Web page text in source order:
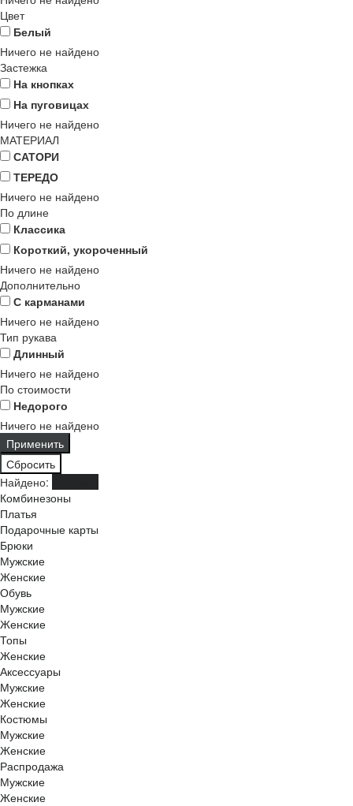
Цвет
Белый
Ничего не найдено
Застежка
На кнопках
На пуговицах
Ничего не найдено
МАТЕРИАЛ
САТОРИ
ТЕРЕДО
Ничего не найдено
По длине
Классика
Короткий, укороченный
Ничего не найдено
Дополнительно
С карманами
Ничего не найдено
Тип рукава
Длинный
Ничего не найдено
По стоимости
Недорого
Ничего не найдено
Найдено:
Комбинезоны
Платья
Подарочные карты
Брюки
Мужские
Женские
Обувь
Мужские
Женские
Топы
Женские
Аксессуары
Мужские
Женские
Костюмы
Мужские
Женские
Распродажа
Мужские
Женские